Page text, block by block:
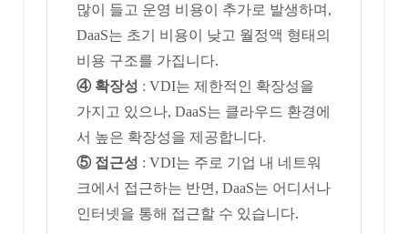
많이 들고 운영 비용이 추가로 발생하며,
DaaS는 초기 비용이 낮고 월정액 형태의
비용 구조를 가집니다.
④ 확장성 : VDI는 제한적인 확장성을
가지고 있으나, DaaS는 클라우드 환경에
서 높은 확장성을 제공합니다.
⑤ 접근성 : VDI는 주로 기업 내 네트워
크에서 접근하는 반면, DaaS는 어디서나
인터넷을 통해 접근할 수 있습니다.